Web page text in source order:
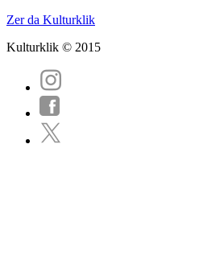
Zer da Kulturklik
Kulturklik © 2015